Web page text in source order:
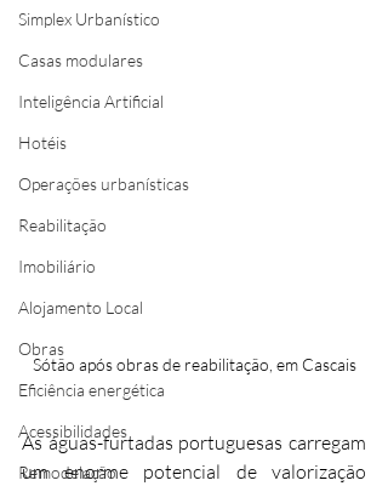
Simplex Urbanístico
Casas modulares
Inteligência Artificial
Hotéis
Operações urbanísticas
Reabilitação
Imobiliário
Alojamento Local
Obras
Eficiência energética
Acessibilidades
Remodelação
Sótão após obras de reabilitação, em Cascais
As águas-furtadas portuguesas carregam
um enorme potencial de valorização